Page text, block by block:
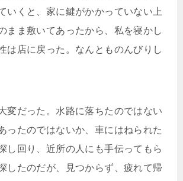
いくと、家に鍵がかかっていない上
まま敷いてあったから、私を寝かし
は店に戻った。なんとものんびりし
変だった。水路に落ちたのではない
ったのではないか、車にはねられた
し回り、近所の人にも手伝ってもら
したのだが、見つからず、疲れて帰